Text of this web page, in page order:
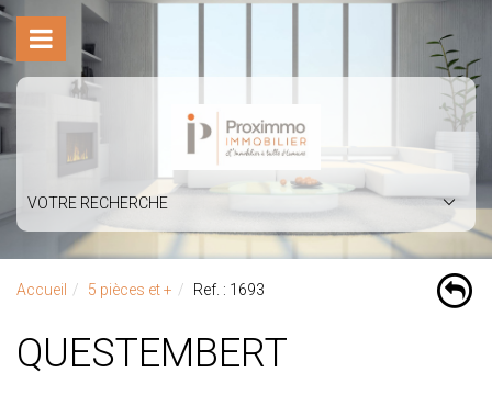
VOTRE RECHERCHE
Accueil 5 pièces et + Ref. : 1693
QUESTEMBERT